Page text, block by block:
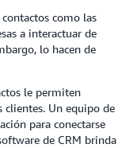
como las
a interactuar de
lo hacen de
le permiten
clientes. Un equipo de
para conectarse
de CRM brinda